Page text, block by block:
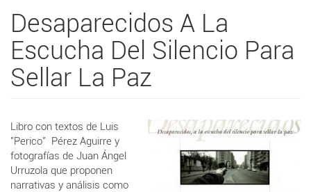
Desaparecidos A La
Escucha Del Silencio Para
Sellar La Paz
Libro con textos de Luis
"Perico" Pérez Aguirre y
fotografías de Juan Ángel
Urruzola que proponen
narrativas y análisis como